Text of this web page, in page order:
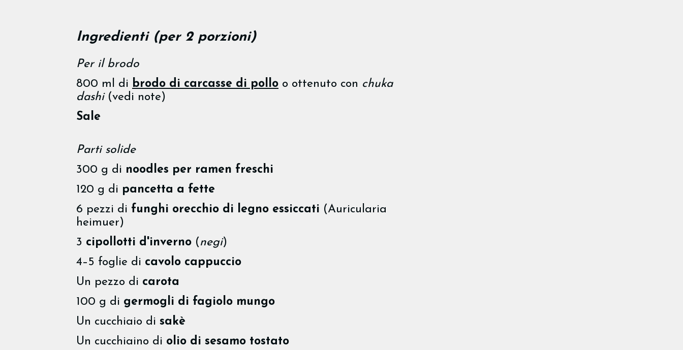
Ingredienti (per 2 porzioni)
Per il brodo
800 ml di brodo di carcasse di pollo o ottenuto con chuka
dashi(vedi note)
Sale
Parti solide
300 g di noodles per ramen freschi
120 g di pancetta a fette
6 pezzi di funghi orecchio di legno essiccati (Auricularia
heimuer)
3 cipollotti d'inverno ( negi)
4–5 foglie di cavolo cappuccio
Un pezzo di carota
100 g di germogli di fagiolo mungo
Un cucchiaio di sakè
Un cucchiaino di olio di sesamo tostato